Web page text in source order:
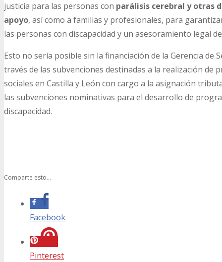
justicia para las personas con parálisis cerebral y otras
apoyo, así como a familias y profesionales, para
las personas con discapacidad y un asesoramiento legal
Esto no sería posible sin la financiación de la Gerencia de
través de las subvenciones destinadas a la realización
sociales en Castilla y León con cargo a la asignación
las subvenciones nominativas para el desarrollo de
discapacidad.
Comparte esto...
Facebook
Pinterest